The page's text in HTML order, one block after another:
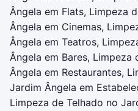
Ângela em Flats, Limpeza
Ângela em Cinemas,
Ângela em Teatros,
Ângela em Bares, Limpeza
Ângela em Restaurantes,
Jardim Ângela em
Limpeza de Telhado no